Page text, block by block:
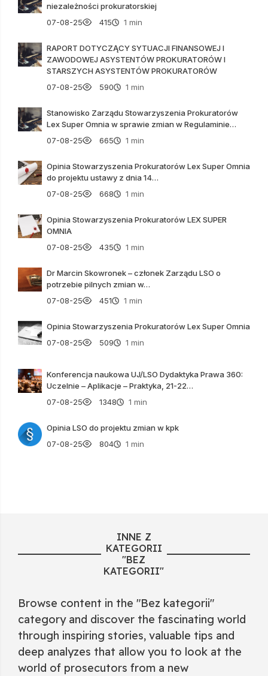
niezależności prokuratorskiej
07-08-25
415 1 min
RAPORT DOTYCZĄCY SYTUACJI FINANSOWEJ I
ZAWODOWEJ ASYSTENTÓW PROKURATORÓW I
STARSZYCH ASYSTENTÓW PROKURATORÓW
07-08-25
590 1 min
Stanowisko Zarządu Stowarzyszenia Prokuratorów
Lex Super Omnia w sprawie zmian w Regulaminie…
07-08-25
665 1 min
Opinia Stowarzyszenia Prokuratorów Lex Super Omnia
do projektu ustawy z dnia 14…
07-08-25
668 1 min
Opinia Stowarzyszenia Prokuratorów LEX SUPER
OMNIA
07-08-25
435 1 min
Dr Marcin Skowronek – członek Zarządu LSO o
potrzebie pilnych zmian w…
07-08-25
451 1 min
Opinia Stowarzyszenia Prokuratorów Lex Super Omnia
07-08-25
509 1 min
Konferencja naukowa UJ/LSO Dydaktyka Prawa 360:
Uczelnie – Aplikacje – Praktyka, 21-22…
07-08-25
1348 1 min
Opinia LSO do projektu zmian w kpk
07-08-25
804 1 min
INNE Z
KATEGORII
"BEZ
KATEGORII"
Browse content in the "Bez kategorii"
category and discover the fascinating world
through inspiring stories, valuable tips and
deep analyzes that allow you to look at the
world of prosecutors from a new